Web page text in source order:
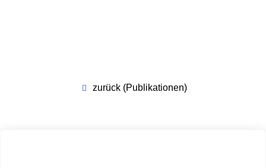
zurück (Publikationen)